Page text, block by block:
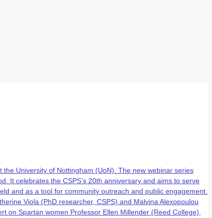
University of Nottingham (UoN). The new webinar series
It celebrates the CSPS’s 20th anniversary and aims to serve
and as a tool for community outreach and public engagement.
Viola (PhD researcher, CSPS) and Malvina Alexopoulou
on Spartan women Professor Ellen Millender (Reed College),